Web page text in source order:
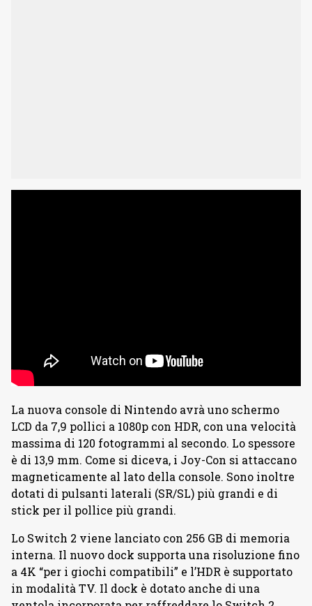
La nuova console di Nintendo avrà uno schermo
LCD da 7,9 pollici a 1080p con HDR, con una velocità
massima di 120 fotogrammi al secondo. Lo spessore
è di 13,9 mm. Come si diceva, i Joy-Con si attaccano
magneticamente al lato della console. Sono inoltre
dotati di pulsanti laterali (SR/SL) più grandi e di
stick per il pollice più grandi.
Lo Switch 2 viene lanciato con 256 GB di memoria
interna. Il nuovo dock supporta una risoluzione fino
a 4K “per i giochi compatibili” e l’HDR è supportato
in modalità TV. Il dock è dotato anche di una